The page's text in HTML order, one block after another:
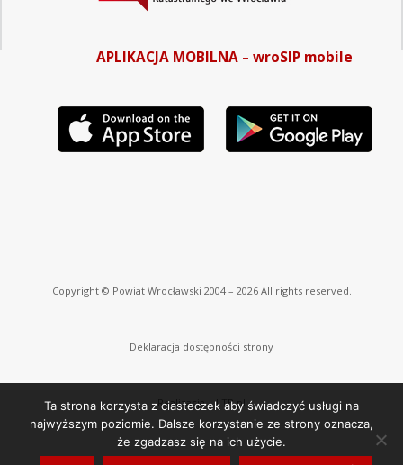
APLIKACJA MOBILNA – wroSIP mobile
Copyright © Powiat Wrocławski 2004 – 2026 All rights reserved.
Deklaracja dostępności strony
Realizacja –LTB.pl
Ta strona korzysta z ciasteczek aby świadczyć usługi na
najwyższym poziomie. Dalsze korzystanie ze strony oznacza,
że zgadzasz się na ich użycie.